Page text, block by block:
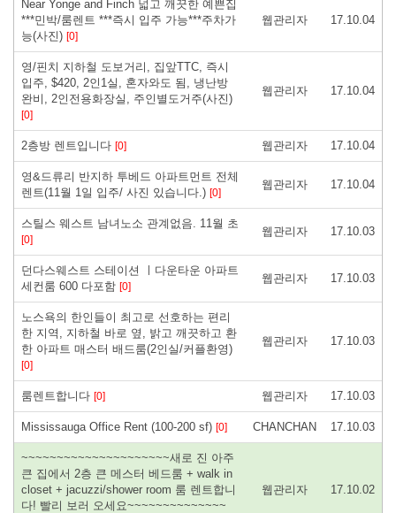
Near Yonge and Finch 넓고 깨끗한 예쁜집
***민박/룸렌트 ***즉시 입주 가능***주차가
능(사진) [0]
웹관리자 17.10.04
영/핀치 지하철 도보거리, 집앞TTC, 즉시
입주, $420, 2인1실, 혼자와도 됨, 냉난방
완비, 2인전용화장실, 주인별도거주(사진)
[0]
웹관리자 17.10.04
2층방 렌트입니다 [0] 웹관리자 17.10.04
영&드류리 반지하 투베드 아파트먼트 전체
렌트(11월 1일 입주/ 사진 있습니다.) [0]
웹관리자 17.10.04
스틸스 웨스트 남녀노소 관계없음. 11월 초
[0]
웹관리자 17.10.03
던다스웨스트 스테이션 ㅣ다운타운 아파트
세컨룸 600 다포함 [0]
웹관리자 17.10.03
노스욕의 한인들이 최고로 선호하는 편리
한 지역, 지하철 바로 옆, 밝고 깨끗하고 환
한 아파트 매스터 배드룸(2인실/커플환영)
[0]
웹관리자 17.10.03
룸렌트합니다 [0] 웹관리자 17.10.03
Mississauga Office Rent (100-200 sf) [0] CHANCHAN 17.10.03
~~~~~~~~~~~~~~~~~~~~~새로 진 아주
큰 집에서 2층 큰 메스터 베드룸 + walk in
closet + jacuzzi/shower room 룸 렌트합니
다! 빨리 보러 오세요~~~~~~~~~~~~~~
웹관리자 17.10.02